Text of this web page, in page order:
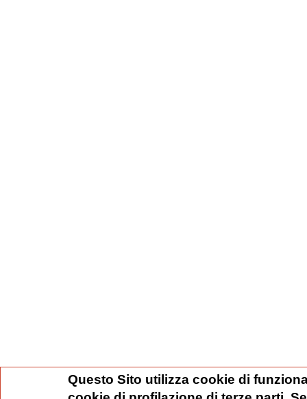
Questo Sito utilizza cookie di